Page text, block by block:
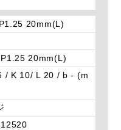
20mm(L)
20mm(L)
/ K 10/ L 20 / b - (m